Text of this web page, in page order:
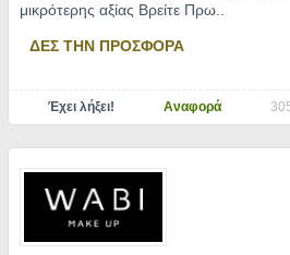
μικρότερης αξίας Βρείτε Πρω..
ΔΕΣ ΤΗΝ ΠΡΟΣΦΟΡΑ
Έχει λήξει! Αναφορά